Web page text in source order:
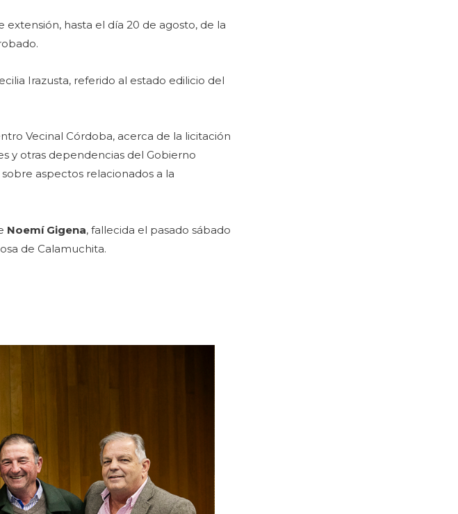
hasta el día 20 de agosto, de la
Irazusta, referido al estado edilicio del
Vecinal Córdoba, acerca de la licitación
y otras dependencias del Gobierno
aspectos relacionados a la
Noemí Gigena, fallecida el pasado sábado
de Calamuchita.